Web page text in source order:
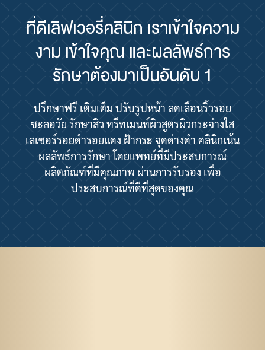
ที่ดีเลิฟเวอรี่คลินิก เราเข้าใจความ
งาม เข้าใจคุณ และผลลัพธ์การ
รักษาต้องมาเป็นอันดับ 1
ปรึกษาฟรี เติมเต็ม ปรับรูปหน้า ลดเลือนริ้วรอย
ชะลอวัย รักษาสิว ทรีทเมนท์ผิวสูตรผิวกระจ่างใส
เลเซอร์รอยดำรอยแดง ฝ้ากระ จุดด่างดำ คลินิกเน้น
ผลลัพธ์การรักษา โดยแพทย์ที่มีประสบการณ์
ผลิตภัณฑ์ที่มีคุณภาพ ผ่านการรับรอง เพื่อ
ประสบการณ์ที่ดีที่สุดของคุณ